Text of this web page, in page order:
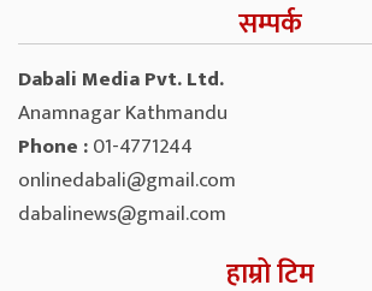
सम्पर्क
Dabali Media Pvt. Ltd.
Anamnagar Kathmandu
Phone :01-4771244
onlinedabali@gmail.com
dabalinews@gmail.com
हाम्रो टिम